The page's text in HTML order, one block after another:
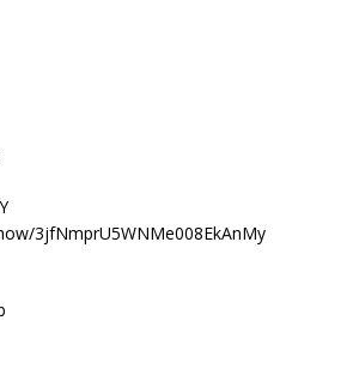
3jfNmprU5WNMe008EkAnMy